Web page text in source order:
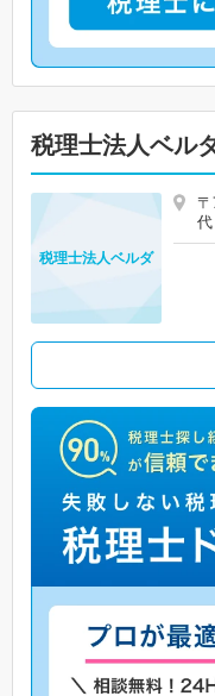
税理士法人ベル
税理士法人ベルダ